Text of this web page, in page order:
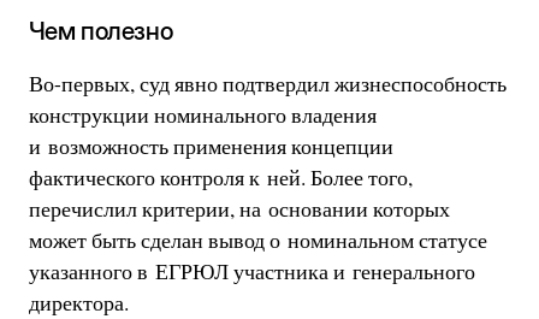
Чем полезно
Во-первых, суд явно подтвердил жизнеспособность
конструкции номинального владения
и возможность применения концепции
фактического контроля к ней. Более того,
перечислил критерии, на основании которых
может быть сделан вывод о номинальном статусе
указанного в ЕГРЮЛ участника и генерального
директора.